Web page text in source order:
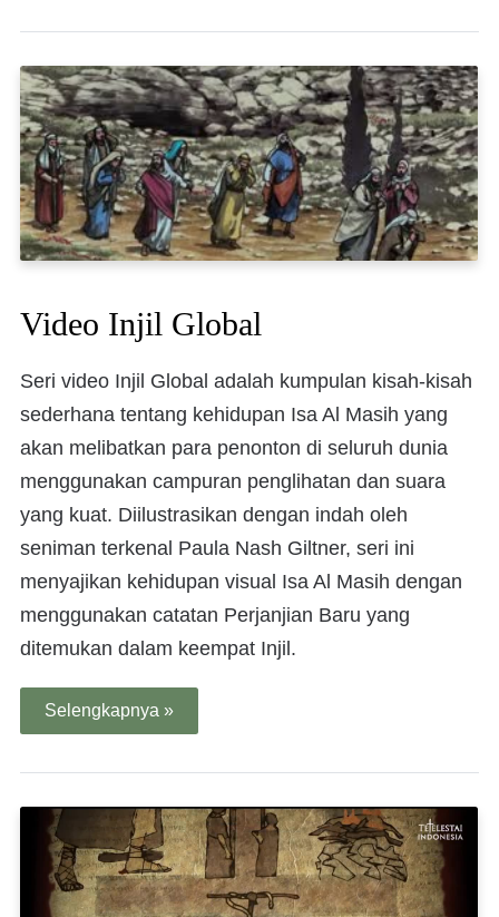
Video Injil Global
Seri video Injil Global adalah kumpulan kisah-kisah
sederhana tentang kehidupan Isa Al Masih yang
akan melibatkan para penonton di seluruh dunia
menggunakan campuran penglihatan dan suara
yang kuat. Diilustrasikan dengan indah oleh
seniman terkenal Paula Nash Giltner, seri ini
menyajikan kehidupan visual Isa Al Masih dengan
menggunakan catatan Perjanjian Baru yang
ditemukan dalam keempat Injil.
Selengkapnya »